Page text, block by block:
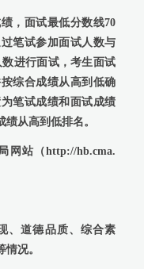
，面试最低分数线70
笔试参加面试人数与
进行面试，考生面试
综合成绩从高到低确
笔试成绩和面试成绩
从高到低排名。
站（http://hb.cma.
道德品质、综合素
况。